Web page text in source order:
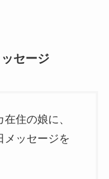
セージ
住の娘に、
メッセージを